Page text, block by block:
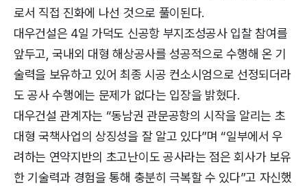
로서 직접 진화에 나선 것으로 풀이된다.
대우건설은 4일 가덕도 신공항 부지조성공사 입찰 참여를
앞두고, 국내외 대형 해상공사를 성공적으로 수행해 온 기
술력을 보유하고 있어 최종 시공 컨소시엄으로 선정되더라
도 공사 수행에는 문제가 없다는 입장을 밝혔다.
대우건설 관계자는 “동남권 관문공항의 시작을 알리는 초
대형 국책사업의 상징성을 잘 알고 있다”며 “일부에서 우
려하는 연약지반의 초고난이도 공사라는 점은 회사가 보유
한 기술력과 경험을 통해 충분히 극복할 수 있다”고 자신했